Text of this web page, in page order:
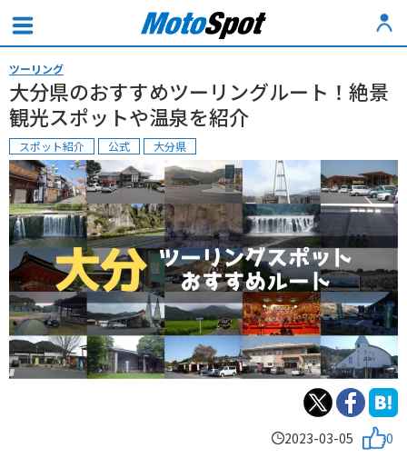
ツーリング
大分県のおすすめツーリングルート！絶景
観光スポットや温泉を紹介
スポット紹介 公式 大分県
2023-03-05 0